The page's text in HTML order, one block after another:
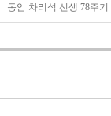
동암 차리석 선생 78주